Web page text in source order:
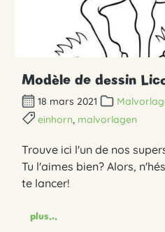
Modèle de dessin
18 mars 2021
einhorn malvorlagen
Trouve ici l'un de nos
Tu l'aimes bien? Alors,
te lancer!
plus...